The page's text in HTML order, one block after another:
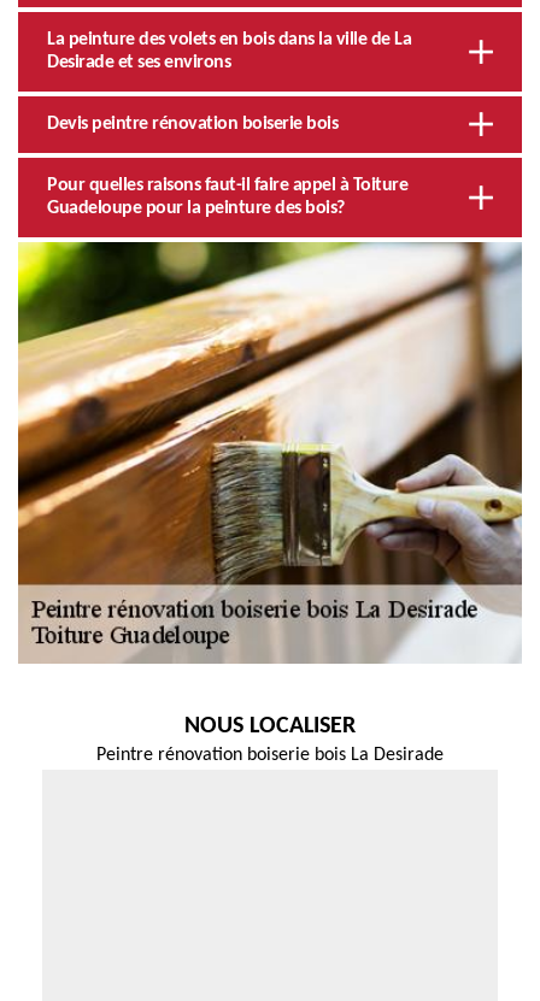
La peinture des volets en bois dans la ville de La
Desirade et ses environs
Devis peintre rénovation boiserie bois
Pour quelles raisons faut-il faire appel à Toiture
Guadeloupe pour la peinture des bois?
NOUS LOCALISER
Peintre rénovation boiserie bois La Desirade